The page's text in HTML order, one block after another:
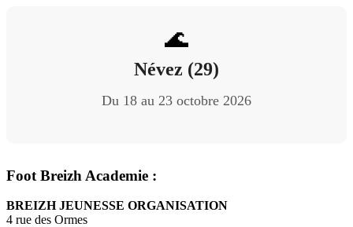
🌊
Névez (29)
Du 18 au 23 octobre 2026
Foot Breizh Academie :
BREIZH JEUNESSE ORGANISATION
4 rue des Ormes